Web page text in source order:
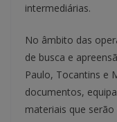
intermediárias.
No âmbito das
de busca e
Paulo, Tocantins e
documentos,
materiais que